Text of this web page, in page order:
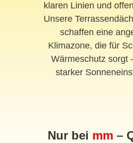
klaren Linien und
Unsere
schaffen eine
Klimazone, die für
Wärmeschutz sorgt
starker
Nur bei mm –